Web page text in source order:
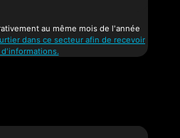
au même mois de l'année
dans ce secteur afin de recevoir